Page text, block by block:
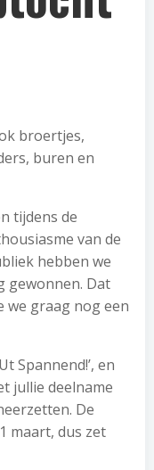
broertjes,
buren en
tijdens de
van de
hebben we
gewonnen. Dat
we graag nog een
Spannend!’, en
jullie deelname
De
maart, dus zet